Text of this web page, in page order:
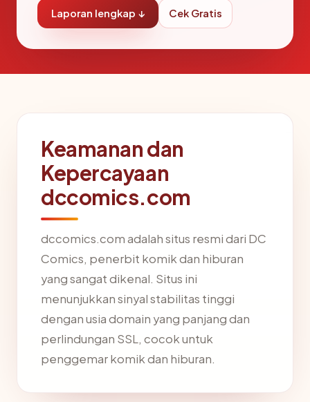
Laporan lengkap ↓ Cek Gratis
Keamanan dan
Kepercayaan
dccomics.com
dccomics.com adalah situs resmi dari DC
Comics, penerbit komik dan hiburan
yang sangat dikenal. Situs ini
menunjukkan sinyal stabilitas tinggi
dengan usia domain yang panjang dan
perlindungan SSL, cocok untuk
penggemar komik dan hiburan.